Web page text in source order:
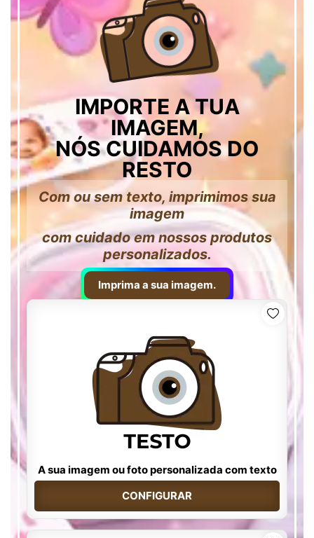
IMPORTE A TUA
IMAGEM,
NÓS CUIDAMOS DO
RESTO
Com ou sem texto, imprimimos sua
imagem
com cuidado em nossos produtos
personalizados.
Imprima a sua imagem.
A sua imagem ou foto personalizada com texto
CONFIGURAR